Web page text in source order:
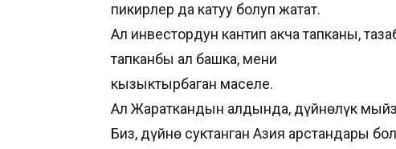
пикирлер да катуу болуп жатат.
Ал инвестордун кантип акча тапканы,
тапканбы ал башка, мени
кызыктырбаган маселе.
Ал Жараткандын алдында, дүйнөлүк
Биз, дүйнө суктанган Азия арстандары